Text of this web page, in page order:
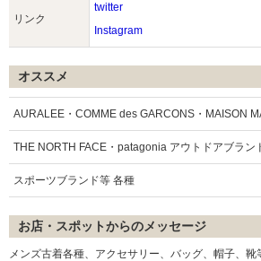
リンク
twitter
Instagram
オススメ
AURALEE・COMME des GARCONS・MAISON
THE NORTH FACE・patagonia アウトドアブラン
スポーツブランド等 各種
お店・スポットからのメッセージ
メンズ古着各種、アクセサリー、バッグ、帽子、